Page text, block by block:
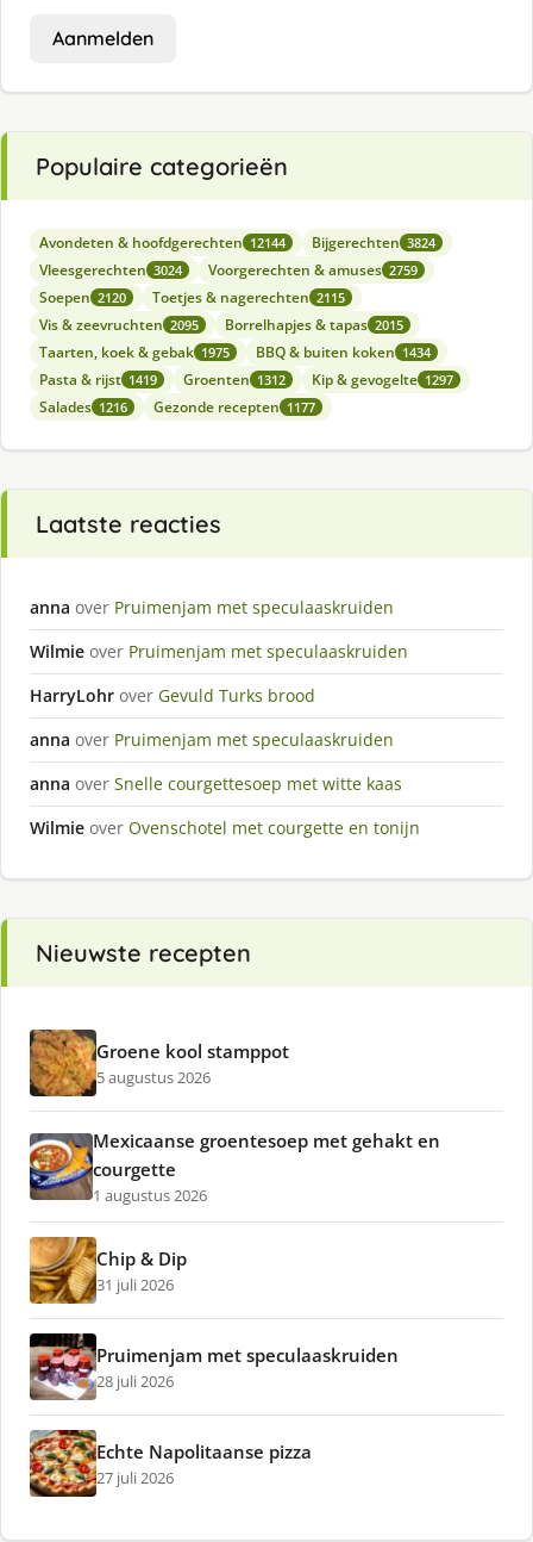
Aanmelden
Populaire categorieën
Avondeten & hoofdgerechten 12144 Bijgerechten 3824
Vleesgerechten 3024 Voorgerechten & amuses 2759
Soepen 2120 Toetjes & nagerechten 2115
Vis & zeevruchten 2095 Borrelhapjes & tapas 2015
Taarten, koek & gebak 1975 BBQ & buiten koken 1434
Pasta & rijst 1419 Groenten 1312 Kip & gevogelte 1297
Salades 1216 Gezonde recepten 1177
Laatste reacties
anna over Pruimenjam met speculaaskruiden
Wilmie over Pruimenjam met speculaaskruiden
HarryLohr over Gevuld Turks brood
anna over Pruimenjam met speculaaskruiden
anna over Snelle courgettesoep met witte kaas
Wilmie over Ovenschotel met courgette en tonijn
Nieuwste recepten
Groene kool stamppot
5 augustus 2026
Mexicaanse groentesoep met gehakt en
courgette
1 augustus 2026
Chip & Dip
31 juli 2026
Pruimenjam met speculaaskruiden
28 juli 2026
Echte Napolitaanse pizza
27 juli 2026